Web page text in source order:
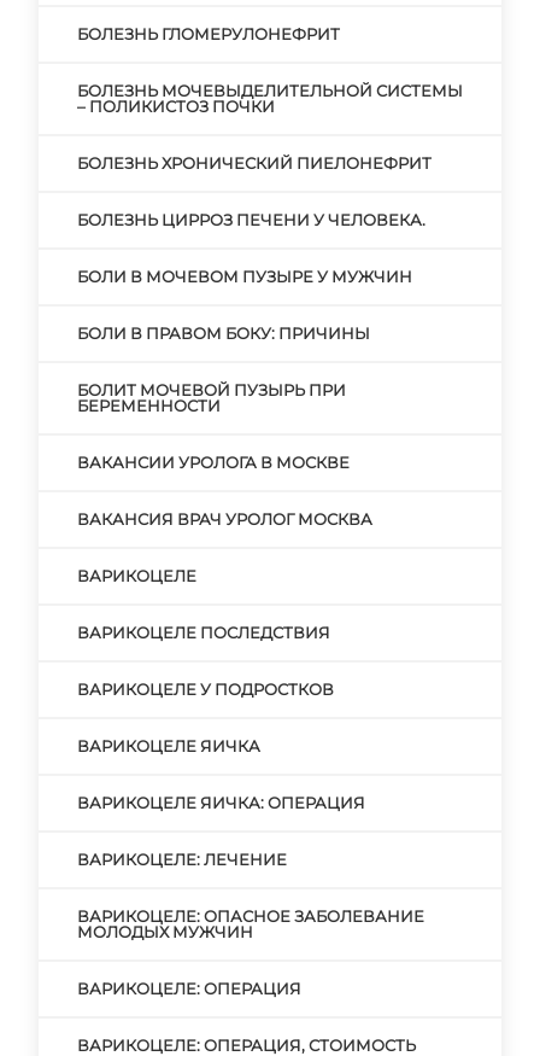
БОЛЕЗНЬ ГЛОМЕРУЛОНЕФРИТ
БОЛЕЗНЬ МОЧЕВЫДЕЛИТЕЛЬНОЙ СИСТЕМЫ
– ПОЛИКИСТОЗ ПОЧКИ
БОЛЕЗНЬ ХРОНИЧЕСКИЙ ПИЕЛОНЕФРИТ
БОЛЕЗНЬ ЦИРРОЗ ПЕЧЕНИ У ЧЕЛОВЕКА.
БОЛИ В МОЧЕВОМ ПУЗЫРЕ У МУЖЧИН
БОЛИ В ПРАВОМ БОКУ: ПРИЧИНЫ
БОЛИТ МОЧЕВОЙ ПУЗЫРЬ ПРИ
БЕРЕМЕННОСТИ
ВАКАНСИИ УРОЛОГА В МОСКВЕ
ВАКАНСИЯ ВРАЧ УРОЛОГ МОСКВА
ВАРИКОЦЕЛЕ
ВАРИКОЦЕЛЕ ПОСЛЕДСТВИЯ
ВАРИКОЦЕЛЕ У ПОДРОСТКОВ
ВАРИКОЦЕЛЕ ЯИЧКА
ВАРИКОЦЕЛЕ ЯИЧКА: ОПЕРАЦИЯ
ВАРИКОЦЕЛЕ: ЛЕЧЕНИЕ
ВАРИКОЦЕЛЕ: ОПАСНОЕ ЗАБОЛЕВАНИЕ
МОЛОДЫХ МУЖЧИН
ВАРИКОЦЕЛЕ: ОПЕРАЦИЯ
ВАРИКОЦЕЛЕ: ОПЕРАЦИЯ, СТОИМОСТЬ